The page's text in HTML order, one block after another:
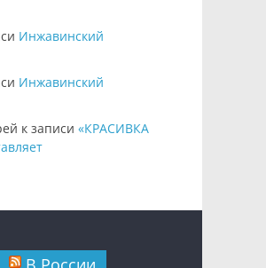
Инжавинский
Инжавинский
к записи «КРАСИВКА